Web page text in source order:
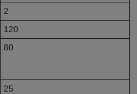
2
120
80
25